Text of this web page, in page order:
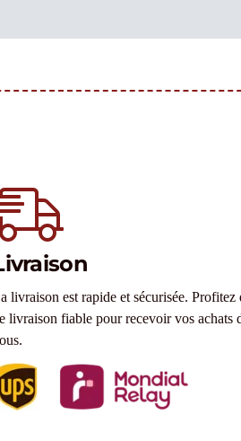
livraison est rapide et sécurisée. Profitez
livraison fiable pour recevoir vos achats